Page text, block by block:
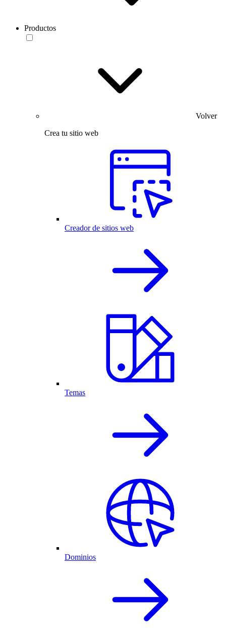
Productos
Volver
Crea tu sitio web
Creador de sitios web
Temas
Dominios